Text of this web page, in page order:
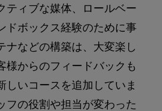
ティブな媒体、ロールベー
ドボックス経験のために事
ナなどの構築は、大変楽し
様からのフィードバックも
しいコースを追加していま
フの役割や担当が変わった